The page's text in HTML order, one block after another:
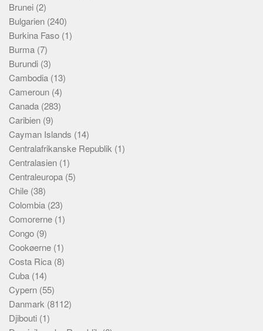
Brunei (2)
Bulgarien (240)
Burkina Faso (1)
Burma (7)
Burundi (3)
Cambodia (13)
Cameroun (4)
Canada (283)
Caribien (9)
Cayman Islands (14)
Centralafrikanske Republik (1)
Centralasien (1)
Centraleuropa (5)
Chile (38)
Colombia (23)
Comorerne (1)
Congo (9)
Cookøerne (1)
Costa Rica (8)
Cuba (14)
Cypern (55)
Danmark (8112)
Djibouti (1)